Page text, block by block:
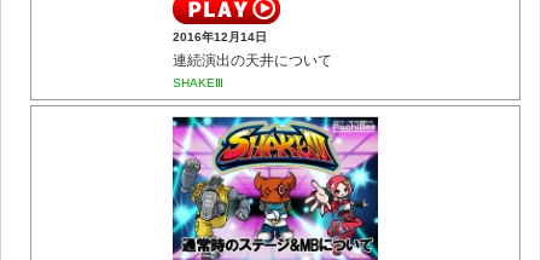
2016年12月14日
連続演出の天井について
SHAKEⅢ